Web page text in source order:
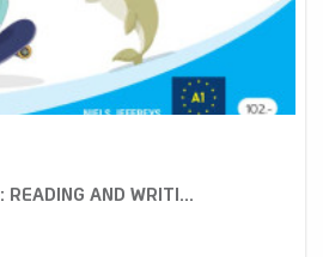
AND WRITI...